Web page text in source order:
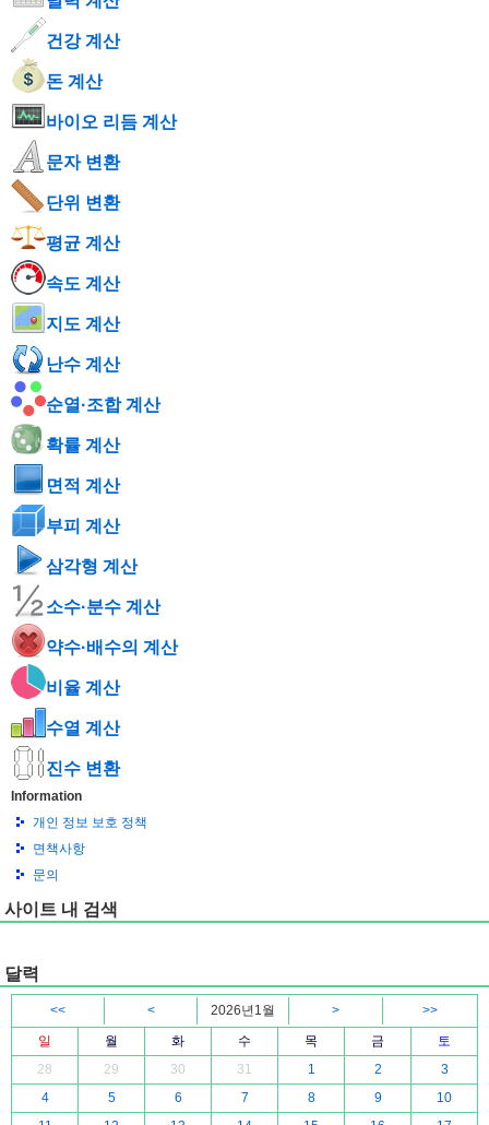
건강 계산
돈 계산
바이오 리듬 계산
문자 변환
단위 변환
평균 계산
속도 계산
지도 계산
난수 계산
순열·조합 계산
확률 계산
면적 계산
부피 계산
삼각형 계산
소수·분수 계산
약수·배수의 계산
비율 계산
수열 계산
진수 변환
Information
개인 정보 보호 정책
면책사항
문의
사이트 내 검색
달력
<< < 2026년1월 >
>>
일
월 화 수 목 금
토
28
29 30 31 1 2
3
4
5 6 7 8 9
10